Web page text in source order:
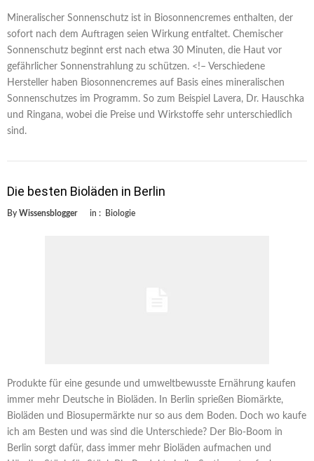
Mineralischer Sonnenschutz ist in Biosonnencremes enthalten, der
sofort nach dem Auftragen seien Wirkung entfaltet. Chemischer
Sonnenschutz beginnt erst nach etwa 30 Minuten, die Haut vor
gefährlicher Sonnenstrahlung zu schützen. <!– Verschiedene
Hersteller haben Biosonnencremes auf Basis eines mineralischen
Sonnenschutzes im Programm. So zum Beispiel Lavera, Dr. Hauschka
und Ringana, wobei die Preise und Wirkstoffe sehr unterschiedlich
sind.
Die besten Bioläden in Berlin
By Wissensblogger in : Biologie
Produkte für eine gesunde und umweltbewusste Ernährung kaufen
immer mehr Deutsche in Bioläden. In Berlin sprießen Biomärkte,
Bioläden und Biosupermärkte nur so aus dem Boden. Doch wo kaufe
ich am Besten und was sind die Unterschiede? Der Bio-Boom in
Berlin sorgt dafür, dass immer mehr Bioläden aufmachen und